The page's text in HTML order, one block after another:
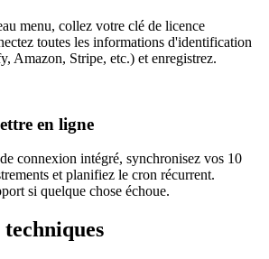
menu, collez votre clé de licence
toutes les informations d'identification
Amazon, Stripe, etc.) et enregistrez.
en ligne
connexion intégré, synchronisez vos 10
et planifiez le cron récurrent.
si quelque chose échoue.